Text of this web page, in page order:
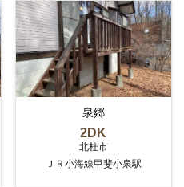
泉郷
2DK
北杜市
ＪＲ小海線甲斐小泉駅